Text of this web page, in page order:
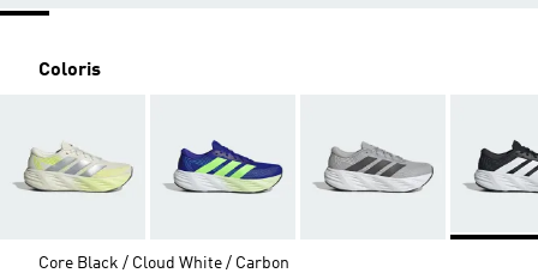
Coloris
Core Black / Cloud White / Carbon